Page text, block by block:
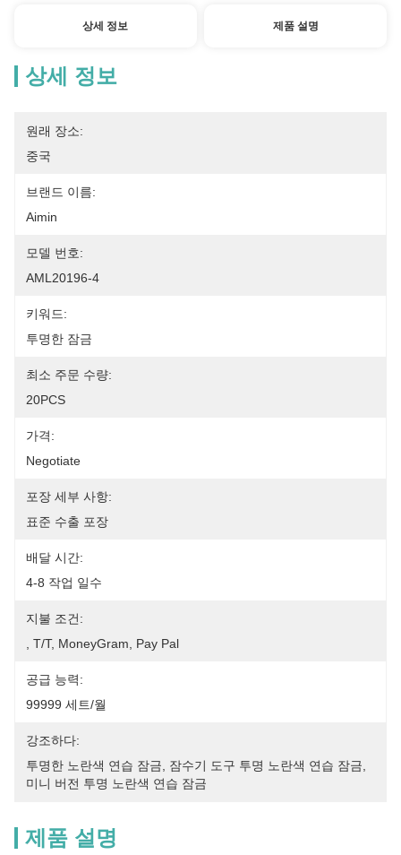
상세 정보 제품 설명
상세 정보
원래 장소:
중국
브랜드 이름:
Aimin
모델 번호:
AML20196-4
키워드:
투명한 잠금
최소 주문 수량:
20PCS
가격:
Negotiate
포장 세부 사항:
표준 수출 포장
배달 시간:
4-8 작업 일수
지불 조건:
, T/T, MoneyGram, Pay Pal
공급 능력:
99999 세트/월
강조하다:
투명한 노란색 연습 잠금
잠수기 도구 투명 노란색 연습 잠금
미니 버전 투명 노란색 연습 잠금
제품 설명